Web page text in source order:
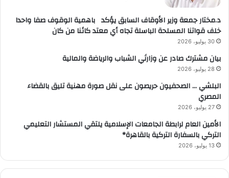
د.مختار جمعة وزير الأوقاف السابق يؤكد باهمية الوقوف صفا واحدا
خلف قواتنا المسلحة الباسلة تجاه أي معتد كائنا من كان
30 يوليو، 2026
بيان مشترك صادر عن وزارتَي الشباب والرياضة والمالية
28 يوليو، 2026
البلشي … الصحفيون حريصون على نقل صورة مهنية تليق بالقضاء
المصري
27 يوليو، 2026
الأمين العام لرابطة الجامعات الإسلامية يلتقي المستشار التعليمي
التركي بالسفارة التركية بالقاهرة*
13 يوليو، 2026